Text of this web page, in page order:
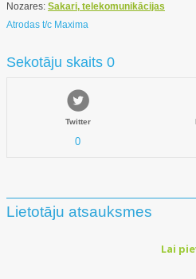
Nozares: Sakari, telekomunikācijas
Atrodas t/c Maxima
Sekotāju skaits 0
Twitter
0
Lietotāju atsauksmes
Lai